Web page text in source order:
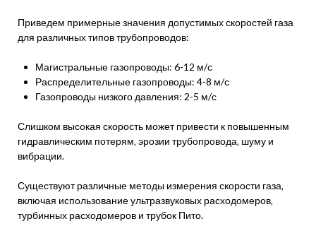
Приведем примерные значения допустимых скоростей газа
для различных типов трубопроводов:
Магистральные газопроводы: 6-12 м/с
Распределительные газопроводы: 4-8 м/с
Газопроводы низкого давления: 2-5 м/с
Слишком высокая скорость может привести к повышенным
гидравлическим потерям‚ эрозии трубопровода‚ шуму и
вибрации.
Существуют различные методы измерения скорости газа‚
включая использование ультразвуковых расходомеров‚
турбинных расходомеров и трубок Пито.